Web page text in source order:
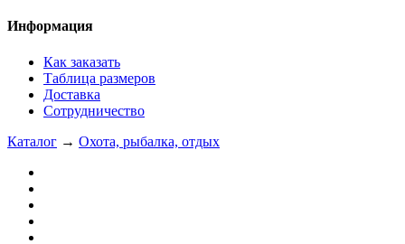
Информация
Как заказать
Таблица размеров
Доставка
Сотрудничество
Каталог → Охота, рыбалка, отдых